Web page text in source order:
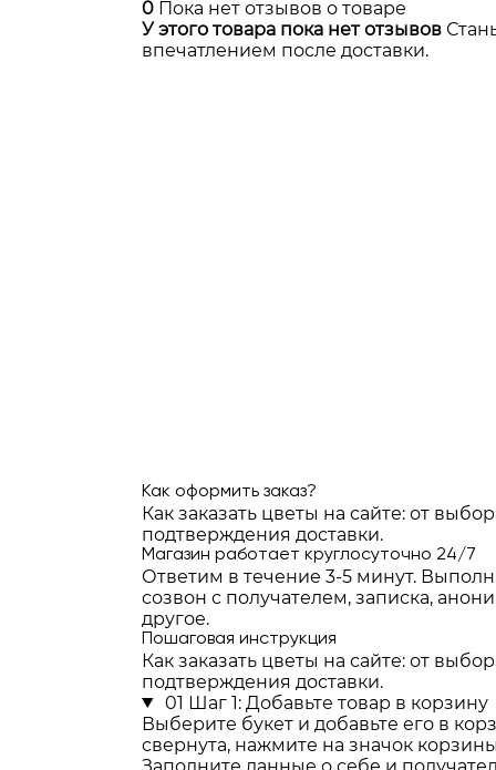
0 Пока нет отзывов о товаре
У этого товара пока нет отзывов
впечатлением после доставки.
Как оформить заказ?
Как заказать цветы на сайте: от
подтверждения доставки.
Магазин работает круглосуточно 24/7
Ответим в течение 3-5 минут.
созвон с получателем, записка,
другое.
Пошаговая инструкция
Как заказать цветы на сайте: от
подтверждения доставки.
01 Шаг 1: Добавьте товар в корзину
Выберите букет и добавьте его в
свернута, нажмите на значок